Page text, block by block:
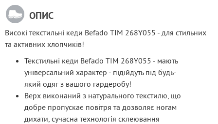
ОПИС
Високі текстильні кеди Befado TIM 268Y055 - для стильних
та активних хлопчиків!
Текстильні кеди Befado TIM 268Y055 - мають
універсальний характер - підійдуть під будь-
який одяг з вашого гардеробу!
Верх виконаний з натурального текстилю, що
добре пропускає повітря та дозволяє ногам
дихати, сучасна технологія склеювання